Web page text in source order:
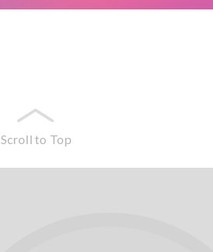
Scroll to Top